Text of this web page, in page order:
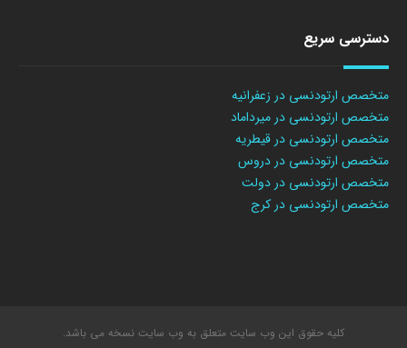
دسترسی سریع
متخصص ارتودنسی در زعفرانیه
متخصص ارتودنسی در میرداماد
متخصص ارتودنسی در قیطریه
متخصص ارتودنسی در دروس
متخصص ارتودنسی در دولت
متخصص ارتودنسی در کرج
کلیه حقوق این وب سایت متعلق به وب سایت نسخه می باشد.